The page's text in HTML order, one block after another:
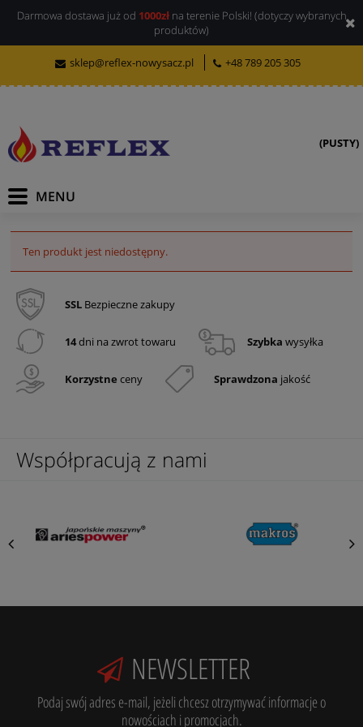
Darmowa dostawa już od 1000złna terenie Polski! (dotyczy wybranych
produktów)
sklep@reflex-nowysacz.pl +48 789 205 305
(PUSTY)
Ten produkt jest niedostępny.
SSL Bezpieczne zakupy
14dni na zwrot towaru Szybka wysyłka
Korzystne ceny Sprawdzona jakość
Współpracują z nami
NEWSLETTER
Podaj swój adres e-mail, jeżeli chcesz otrzymywać informacje o
nowościach i promocjach.